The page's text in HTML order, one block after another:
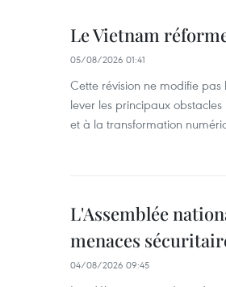
Le Vietnam
05/08/2026 01:41
Cette révision ne modifie
lever les principaux
et à la transformation
L'Assemblée
menaces
04/08/2026 09:45